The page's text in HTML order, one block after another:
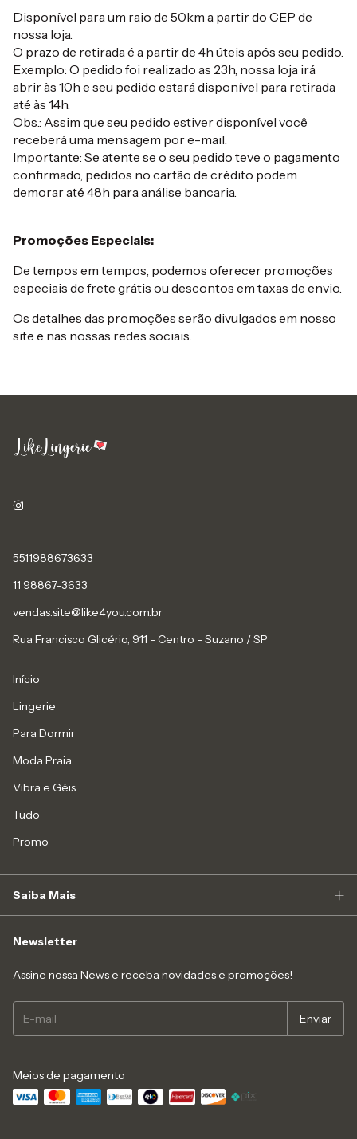
Disponível para um raio de 50km a partir do CEP de
nossa loja.
O prazo de retirada é a partir de 4h úteis após seu pedido.
Exemplo: O pedido foi realizado as 23h, nossa loja irá
abrir às 10h e seu pedido estará disponível para retirada
até às 14h.
Obs.: Assim que seu pedido estiver disponível você
receberá uma mensagem por e-mail.
Importante: Se atente se o seu pedido teve o pagamento
confirmado, pedidos no cartão de crédito podem
demorar até 48h para análise bancaria.
Promoções Especiais:
De tempos em tempos, podemos oferecer promoções
especiais de frete grátis ou descontos em taxas de envio.
Os detalhes das promoções serão divulgados em nosso
site e nas nossas redes sociais.
5511988673633
11 98867-3633
vendas.site@like4you.com.br
Rua Francisco Glicério, 911 - Centro - Suzano / SP
Início
Lingerie
Para Dormir
Moda Praia
Vibra e Géis
Tudo
Promo
Saiba Mais
Newsletter
Assine nossa News e receba novidades e promoções!
Meios de pagamento